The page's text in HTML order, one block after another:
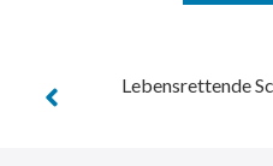
Lebensrettende